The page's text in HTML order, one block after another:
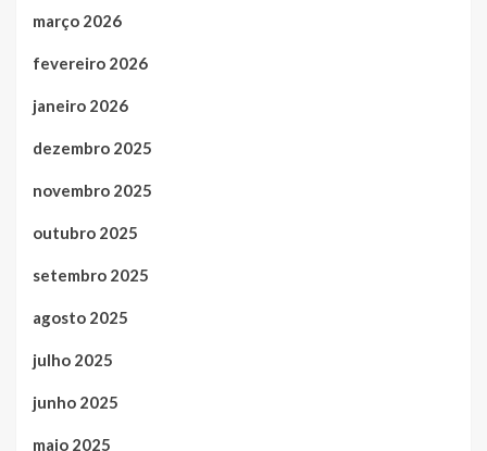
março 2026
fevereiro 2026
janeiro 2026
dezembro 2025
novembro 2025
outubro 2025
setembro 2025
agosto 2025
julho 2025
junho 2025
maio 2025